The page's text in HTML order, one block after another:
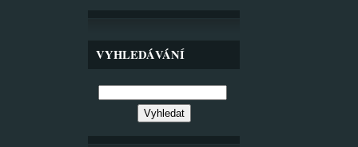
VYHLEDÁVÁNÍ